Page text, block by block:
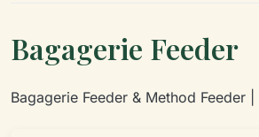
Bagagerie Feeder
Bagagerie Feeder & Method Feeder